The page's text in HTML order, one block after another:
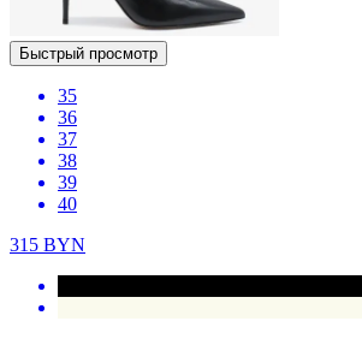
Быстрый просмотр
35
36
37
38
39
40
315 BYN